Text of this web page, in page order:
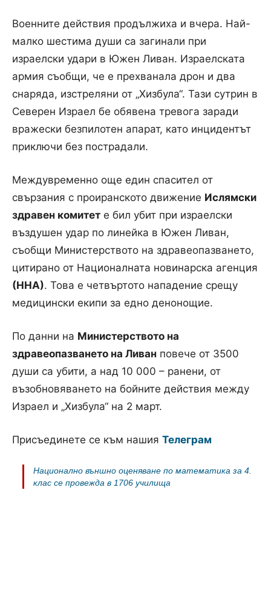
Военните действия продължиха и вчера. Най-
малко шестима души са загинали при
израелски удари в Южен Ливан. Израелската
армия съобщи, че е прехванала дрон и два
снаряда, изстреляни от „Хизбула“. Тази сутрин в
Северен Израел бе обявена тревога заради
вражески безпилотен апарат, като инцидентът
приключи без пострадали.
Междувременно още един спасител от
свързания с проиранското движение Ислямски
здравен комитет е бил убит при израелски
въздушен удар по линейка в Южен Ливан,
съобщи Министерството на здравеопазването,
цитирано от Националната новинарска агенция
(ННА). Това е четвъртото нападение срещу
медицински екипи за едно денонощие.
По данни на Министерството на
здравеопазването на Ливан повече от 3500
души са убити, а над 10 000 – ранени, от
възобновяването на бойните действия между
Израел и „Хизбула“ на 2 март.
Присъединете се към нашия Телеграм
Национално външно оценяване по математика за 4.
клас се провежда в 1706 училища